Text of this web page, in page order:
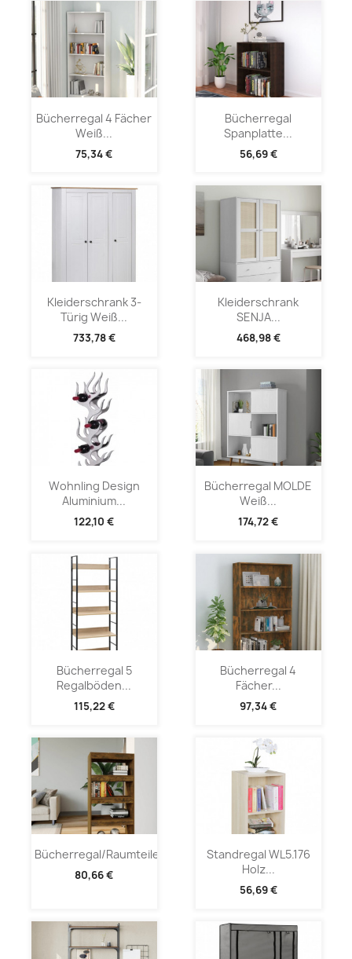
Bücherregal 4 Fächer
Weiß...
75,34 €
Bücherregal
Spanplatte...
56,69 €
Kleiderschrank 3-
Türig Weiß...
733,78 €
Kleiderschrank
SENJA...
468,98 €
Wohnling Design
Aluminium...
122,10 €
Bücherregal MOLDE
Weiß...
174,72 €
Bücherregal 5
Regalböden...
115,22 €
Bücherregal 4
Fächer...
97,34 €
Bücherregal/Raumteiler...
80,66 €
Standregal WL5.176
Holz...
56,69 €